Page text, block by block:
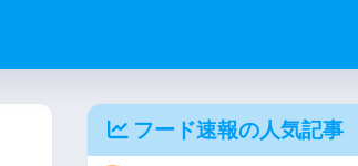
フード速報の人気記事